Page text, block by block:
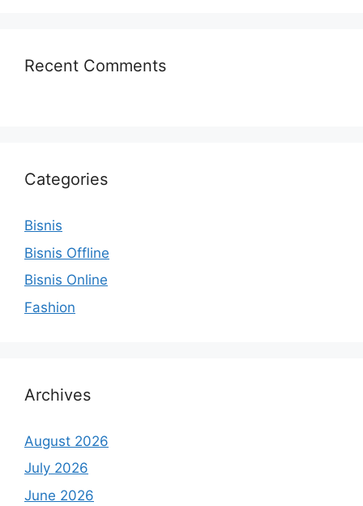
Recent Comments
Categories
Bisnis
Bisnis Offline
Bisnis Online
Fashion
Archives
August 2026
July 2026
June 2026